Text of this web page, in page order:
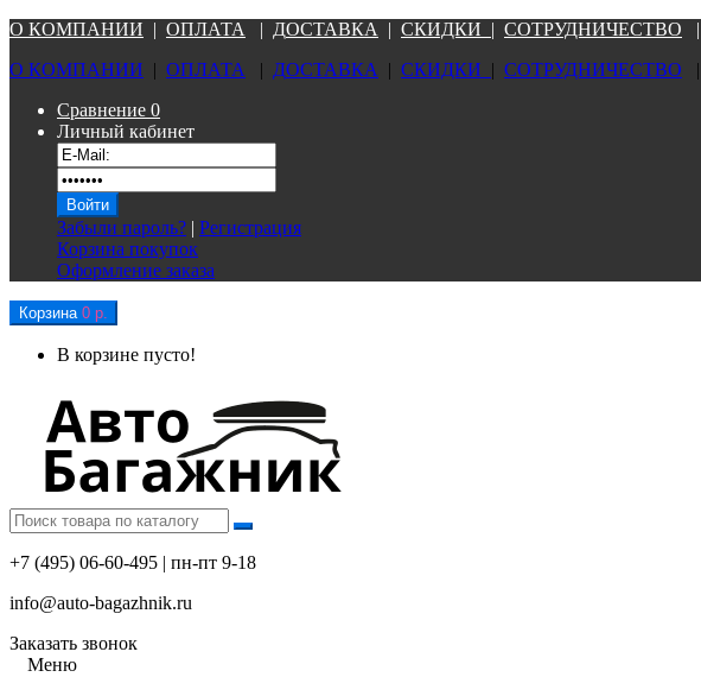
О КОМПАНИИ | ОПЛАТА | ДОСТАВКА | СКИДКИ | СОТРУДНИЧЕСТВО |
О КОМПАНИИ | ОПЛАТА | ДОСТАВКА | СКИДКИ | СОТРУДНИЧЕСТВО |
Сравнение 0
Личный кабинет
Забыли пароль? | Регистрация
Корзина покупок
Оформление заказа
Корзина 0 р.
В корзине пусто!
+7 (495) 06-60-495 | пн-пт 9-18
info@auto-bagazhnik.ru
Заказать звонок
Меню